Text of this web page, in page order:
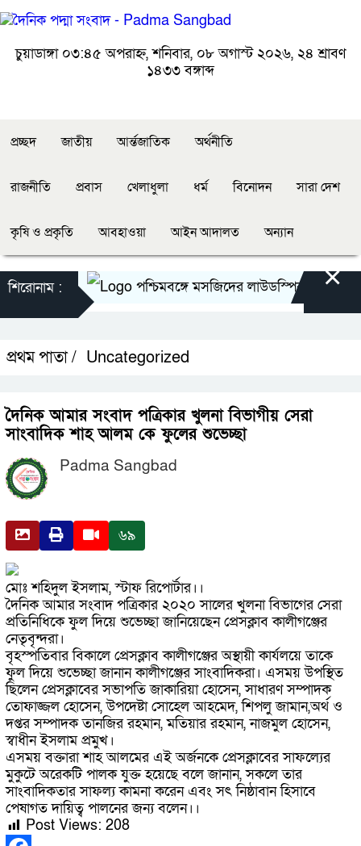
চুয়াডাঙ্গা ০৩:৪৫ অপরাহ্ন, শনিবার, ০৮ অগাস্ট ২০২৬, ২৪ শ্রাবণ
১৪৩৩ বঙ্গাব্দ
প্রচ্ছদ জাতীয় আর্ন্তজাতিক অর্থনীতি
রাজনীতি প্রবাস খেলাধুলা ধর্ম বিনোদন সারা দেশ
কৃষি ও প্রকৃতি আবহাওয়া আইন আদালত অন্যান
শিরোনাম : পশ্চিমবঙ্গে মসজিদের লাউডস্পিকার ×
প্রথম পাতা / Uncategorized
দৈনিক আমার সংবাদ পত্রিকার খুলনা বিভাগীয় সেরা
সাংবাদিক শাহ আলম কে ফুলের শুভেচ্ছা
Padma Sangbad
৬৯
মোঃ শহিদুল ইসলাম, স্টাফ রিপোর্টার।।
দৈনিক আমার সংবাদ পত্রিকার ২০২০ সালের খুলনা বিভাগের সেরা
প্রতিনিধিকে ফুল দিয়ে শুভেচ্ছা জানিয়েছেন প্রেসক্লাব কালীগঞ্জের
নেতৃবৃন্দরা।
বৃহস্পতিবার বিকালে প্রেসক্লাব কালীগঞ্জের অস্থায়ী কার্যলয়ে তাকে
ফুল দিয়ে শুভেচ্ছা জানান কালীগঞ্জের সাংবাদিকরা। এসময় উপস্থিত
ছিলেন প্রেসক্লাবের সভাপতি জাকারিয়া হোসেন, সাধারণ সম্পাদক
তোফাজ্জল হোসেন, উপদেষ্টা সোহেল আহমেদ, শিপলু জামান,অর্থ ও
দপ্তর সম্পাদক তানজির রহমান, মতিয়ার রহমান, নাজমুল হোসেন,
স্বাধীন ইসলাম প্রমুখ।
এসময় বক্তারা শাহ আলমের এই অর্জনকে প্রেসক্লাবের সাফল্যের
মুকুটে অরেকটি পালক যুক্ত হয়েছে বলে জানান, সকলে তার
সাংবাদিকতার সাফল্য কামনা করেন এবং সৎ নিষ্ঠাবান হিসাবে
পেষাগত দায়িত্ব পালনের জন্য বলেন।।
Post Views: 208